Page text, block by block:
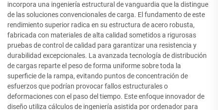
incorpora una ingeniería estructural de vanguardia que la distingue
de las soluciones convencionales de carga. El fundamento de este
rendimiento superior radica en su estructura de acero robusta,
fabricada con materiales de alta calidad sometidos a rigurosas
pruebas de control de calidad para garantizar una resistencia y
durabilidad excepcionales. La avanzada tecnología de distribución
de cargas reparte el peso de forma uniforme sobre toda la
superficie de la rampa, evitando puntos de concentración de
esfuerzos que podrían provocar fallos estructurales o
deformaciones con el paso del tiempo. Este enfoque innovador de
diseño utiliza cálculos de ingeniería asistida por ordenador para